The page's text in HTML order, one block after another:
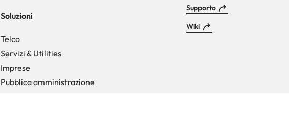
Soluzioni
Telco
Servizi & Utilities
Imprese
Pubblica amministrazione
Footer
Supporto
Wiki